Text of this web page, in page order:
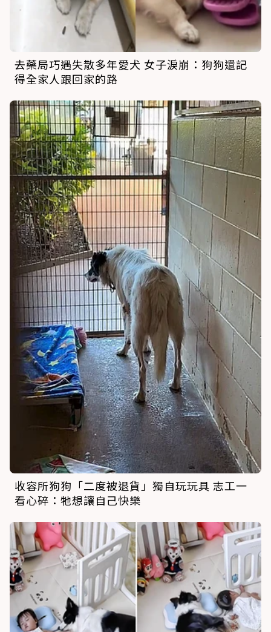
去藥局巧遇失散多年愛犬 女子淚崩：狗狗還記
得全家人跟回家的路
收容所狗狗「二度被退貨」獨自玩玩具 志工一
看心碎：牠想讓自己快樂